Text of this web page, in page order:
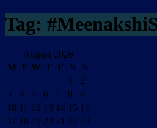
Tag:
August 2026
M T W T F S
S
1
2
3
4 5 6 7 8
9
10 11 12 13 14 15 16
17 18 19 20 21 22 23